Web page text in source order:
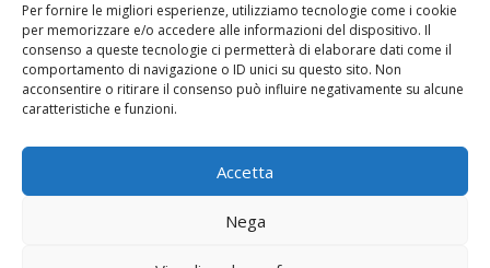
Per fornire le migliori esperienze, utilizziamo tecnologie come i cookie
per memorizzare e/o accedere alle informazioni del dispositivo. Il
consenso a queste tecnologie ci permetterà di elaborare dati come il
comportamento di navigazione o ID unici su questo sito. Non
acconsentire o ritirare il consenso può influire negativamente su alcune
caratteristiche e funzioni.
Accetta
Nega